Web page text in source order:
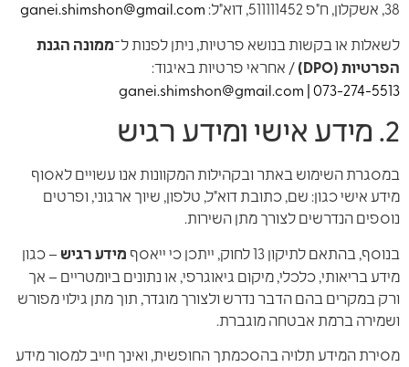
38, אשקלון, ח"פ 511111452, דוא"ל:
ganei.shimshon@gmail.com
לשאלות או בקשות בנושא פרטיות, ניתן לפנות ל־ממונה הגנת
הפרטיות (DPO)
/ אחראי פרטיות באיגוד:
ganei.shimshon@gmail.com 073-274-5513
2. מידע אישי ומידע רגיש
במסגרת השימוש באתר ובקהילות המקוונות אנו עשויים לאסוף
מידע אישי כגון: שם, כתובת דוא"ל, טלפון, שיוך ארגוני, ופרטים
נוספים הנדרשים לצורך מתן השירות.
בנוסף, בהתאם לתיקון 13 לחוק, ייתכן כי ייאסף
מידע רגיש – כגון
מידע בריאותי, כלכלי, מיקום גיאוגרפי, או נתונים ביומטריים – אך
ורק במקרים בהם הדבר נדרש ולצורך מוגדר, תוך מתן גילוי מפורש
ושמירה ברמת אבטחה מוגברת.
מסירת המידע תלויה בהסכמתך החופשית, ואינך חייב למסור מידע